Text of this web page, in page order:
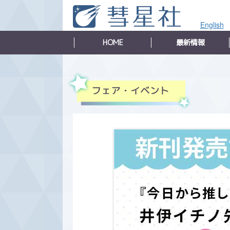
English
HOME 最新情報